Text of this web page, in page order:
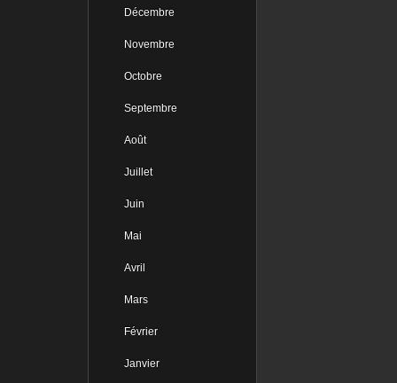
Décembre
Novembre
Octobre
Septembre
Août
Juillet
Juin
Mai
Avril
Mars
Février
Janvier